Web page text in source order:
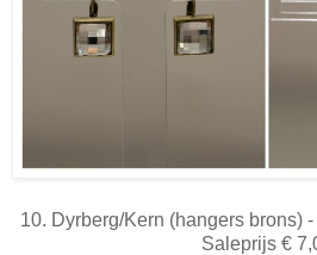
10. Dyrberg/Kern (hangers brons)
Saleprijs €